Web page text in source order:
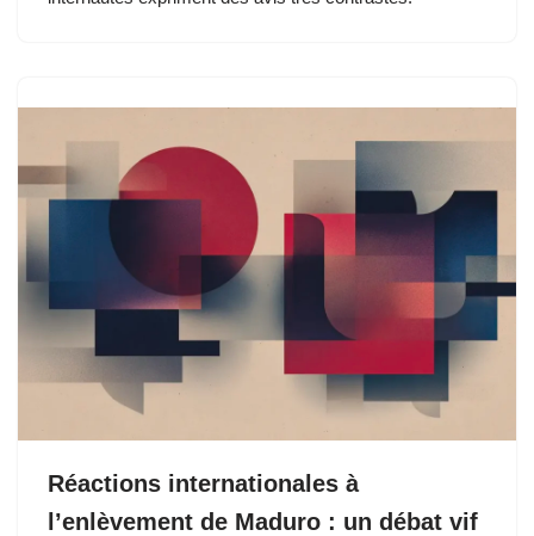
Réactions internationales à
l’enlèvement de Maduro : un débat vif